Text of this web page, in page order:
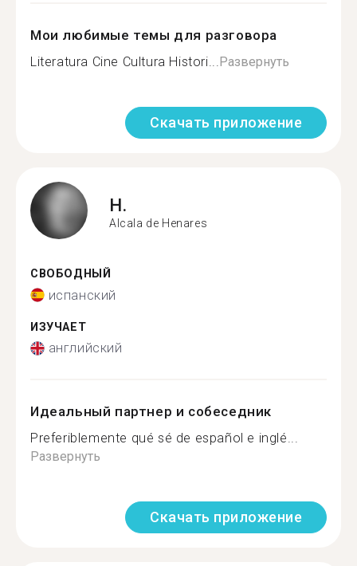
Мои любимые темы для разговора
Literatura Cine Cultura Histori...Развернуть
Скачать приложение
H.
Alcala de Henares
СВОБОДНЫЙ
испанский
ИЗУЧАЕТ
английский
Идеальный партнер и собеседник
Preferiblemente qué sé de español e inglé...
Развернуть
Скачать приложение